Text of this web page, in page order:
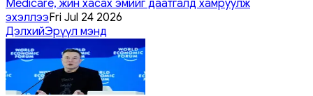
Medicare, жин хасах эмийг даатгалд хамруулж
эхэллээFri Jul 24 2026
ДэлхийЭрүүл мэнд